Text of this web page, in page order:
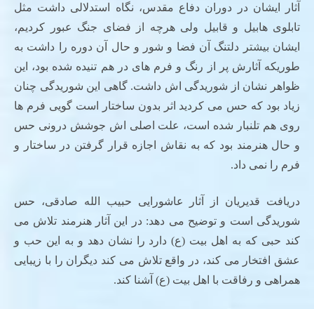
آثار ایشان در دوران دفاع مقدس، نگاه استدلالی داشت مثل
تابلوی هابیل و قابیل ولی هرچه از فضای جنگ عبور کردیم،
ایشان بیشتر دلتنگ آن فضا و شور و حال آن دوره را داشت به
طوریکه آثارش پر از رنگ و فرم های در هم تنیده شده بود، این
ظواهر نشان از شوریدگی اش داشت. گاهی این شوریدگی چنان
زیاد بود که حس می کردید اثر بدون ساختار است گویی فرم ها
روی هم تلنبار شده است، علت اصلی اش جوشش درونی حس
و حال هنرمند بود که به نقاش اجازه قرار گرفتن در ساختار و
فرم را نمی داد.
دریافت قدیریان از آثار عاشورایی حبیب الله صادقی، حس
شوریدگی است و توضیح می دهد: در این آثار هنرمند تلاش می
کند حبی که به اهل بیت (ع) دارد را نشان دهد و به این حب و
عشق افتخار می کند، در واقع تلاش می کند دیگران را با زیبایی
همراهی و رفاقت با اهل بیت (ع) آشنا کند.